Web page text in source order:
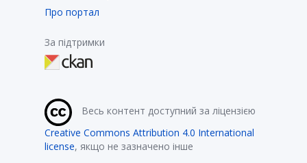
Про портал
За підтримки
Весь контент доступний за ліцензією
Creative Commons Attribution 4.0 International
license, якщо не зазначено інше